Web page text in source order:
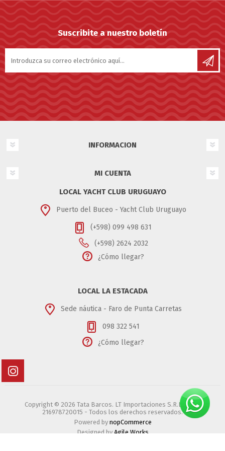
Suscribite a nuestro boletín
INFORMACION
MI CUENTA
LOCAL YACHT CLUB URUGUAYO
Puerto del Buceo - Yacht Club Uruguayo
(+598) 099 498 631
(+598) 2624 2032
¿Cómo llegar?
LOCAL LA ESTACADA
Sede náutica - Faro de Punta Carretas
098 322 541
¿Cómo llegar?
Copyright © 2026 Tata Barcos. LT Importaciones S.R.L. - RUT
216978720015 - Todos los derechos reservados.
Powered by nopCommerce
Designed byAgile Works